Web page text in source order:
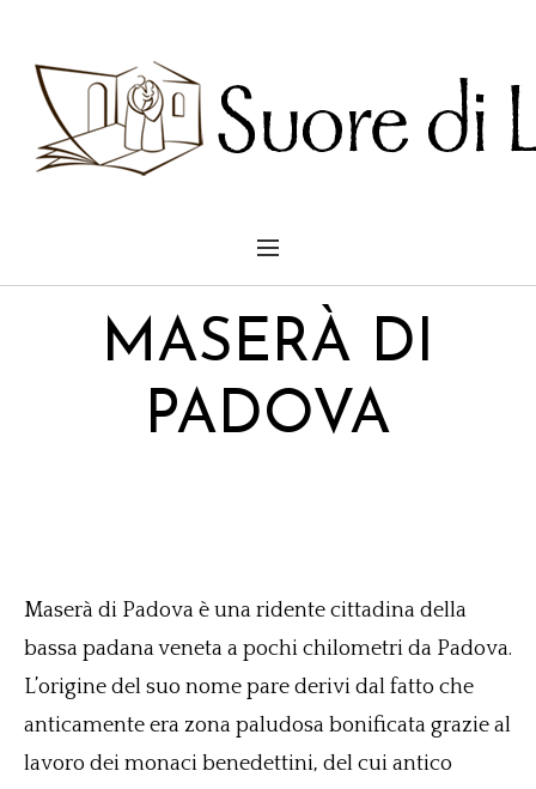
MASERÀ DI
PADOVA
Maserà di Padova è una ridente cittadina della
bassa padana veneta a pochi chilometri da Padova.
L’origine del suo nome pare derivi dal fatto che
anticamente era zona paludosa bonificata grazie al
lavoro dei monaci benedettini, del cui antico